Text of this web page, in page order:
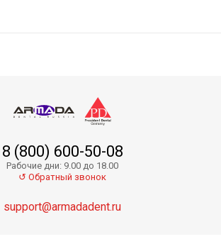
Zenit Flex Snap On ZS07 - полировочные диски
8 (800) 600-50-08
Рабочие дни: 9.00 до 18.00
↺ Обратный звонок
support@armadadent.ru